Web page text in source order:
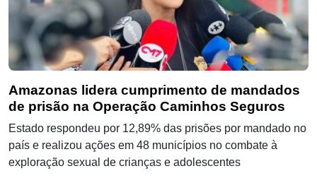
Amazonas lidera cumprimento de mandados
de prisão na Operação Caminhos Seguros
Estado respondeu por 12,89% das prisões por mandado no
país e realizou ações em 48 municípios no combate à
exploração sexual de crianças e adolescentes